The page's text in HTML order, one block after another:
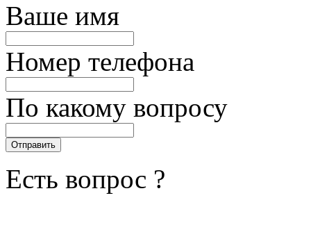
Ваше имя
Номер телефона
По какому вопросу
Есть вопрос ?